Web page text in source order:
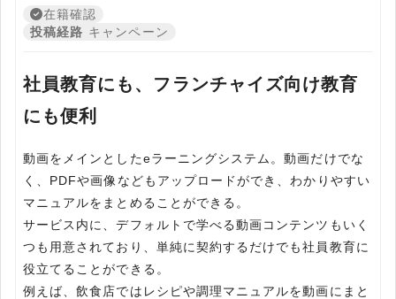
在籍確認
投稿経路 キャンペーン
社員教育にも、フランチャイズ向け教育
にも便利
動画をメインとしたeラーニングシステム。動画だけでな
く、PDFや画像などもアップロードができ、わかりやすい
マニュアルをまとめることができる。
サービス内に、デフォルトで学べる動画コンテンツもいく
つも用意されており、単純に契約するだけでも社員教育に
役立てることができる。
例えば、飲食店ではレシピや調理マニュアルを動画にまと